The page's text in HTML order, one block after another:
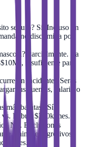
seguro? Sí. Incluso un
no discrimina por
Parcialmente. La
insuficiente para
un incidente? Serás
tus cuentas, salario o
más baratas? Sí,
Pitbull $300k/mes.
No. Exclusiones
animales agresivos